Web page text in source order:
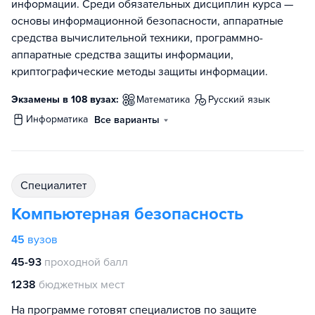
информации. Среди обязательных дисциплин курса —
основы информационной безопасности, аппаратные
средства вычислительной техники, программно-
аппаратные средства защиты информации,
криптографические методы защиты информации.
Экзамены в 108 вузах: математика
русский язык
информатика Все варианты
специалитет
Компьютерная безопасность
45 вузов
45-93 проходной балл
1238 бюджетных мест
На программе готовят специалистов по защите